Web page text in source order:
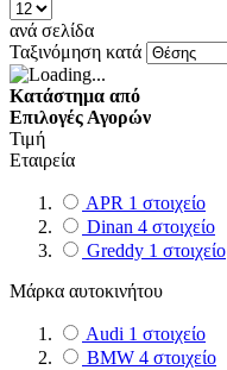
ανά σελίδα
Ταξινόμηση κατά
Κατάστημα από
Επιλογές Αγορών
Τιμή
Εταιρεία
APR 1 στοιχείο
Dinan 4 στοιχείο
Greddy 1 στοιχείο
Μάρκα αυτοκινήτου
Audi 1 στοιχείο
BMW 4 στοιχείο